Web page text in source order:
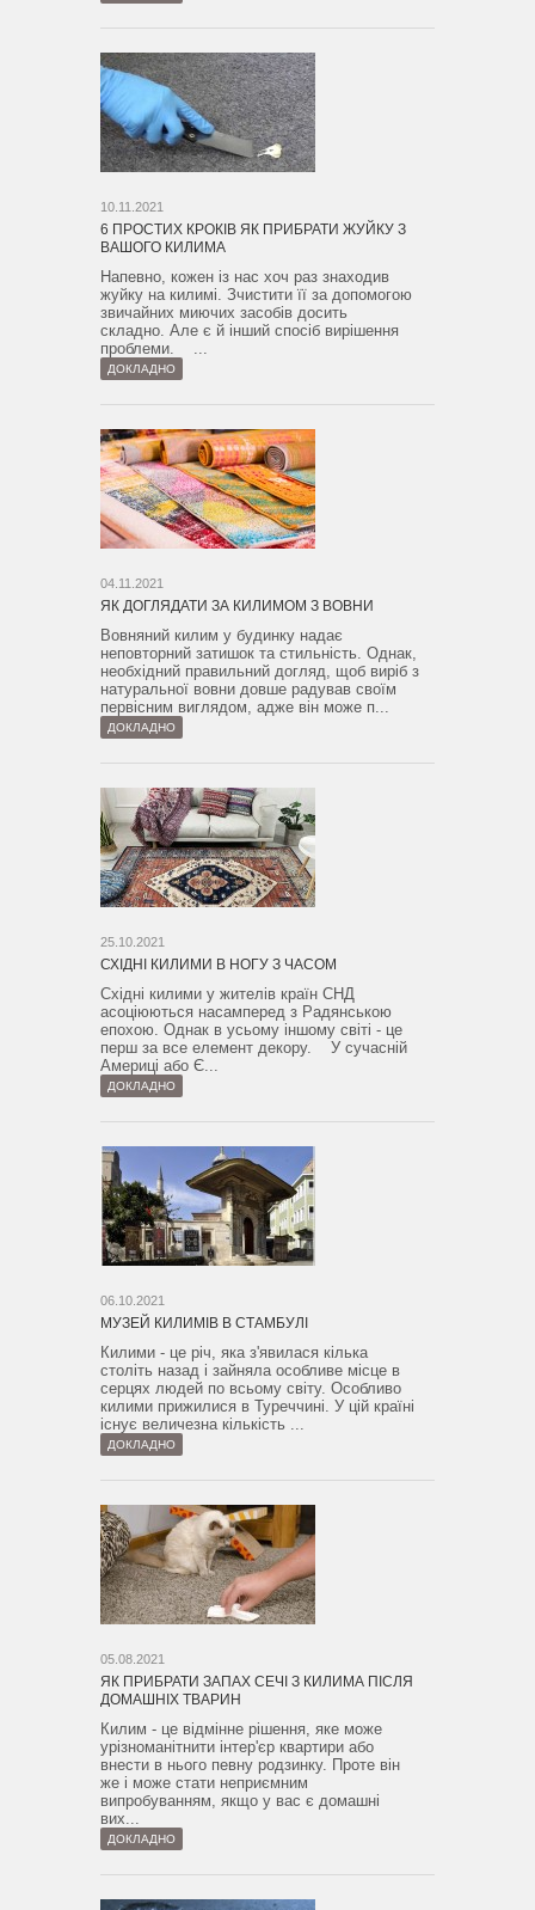
10.11.2021
6 ПРОСТИХ КРОКІВ ЯК ПРИБРАТИ ЖУЙКУ З
ВАШОГО КИЛИМА
Напевно, кожен із нас хоч раз знаходив
жуйку на килимі. Зчистити її за допомогою
звичайних миючих засобів досить
складно. Але є й інший спосіб вирішення
проблеми. ...
ДОКЛАДНО
04.11.2021
ЯК ДОГЛЯДАТИ ЗА КИЛИМОМ З ВОВНИ
Вовняний килим у будинку надає
неповторний затишок та стильність. Однак,
необхідний правильний догляд, щоб виріб з
натуральної вовни довше радував своїм
первісним виглядом, адже він може п...
ДОКЛАДНО
25.10.2021
СХІДНІ КИЛИМИ В НОГУ З ЧАСОМ
Східні килими у жителів країн СНД
асоціюються насамперед з Радянською
епохою. Однак в усьому іншому світі - це
перш за все елемент декору. У сучасній
Америці або Є...
ДОКЛАДНО
06.10.2021
МУЗЕЙ КИЛИМІВ В СТАМБУЛІ
Килими - це річ, яка з'явилася кілька
століть назад і зайняла особливе місце в
серцях людей по всьому світу. Особливо
килими прижилися в Туреччині. У цій країні
існує величезна кількість ...
ДОКЛАДНО
05.08.2021
ЯК ПРИБРАТИ ЗАПАХ СЕЧІ З КИЛИМА ПІСЛЯ
ДОМАШНІХ ТВАРИН
Килим - це відмінне рішення, яке може
урізноманітнити інтер'єр квартири або
внести в нього певну родзинку. Проте він
же і може стати неприємним
випробуванням, якщо у вас є домашні
вих...
ДОКЛАДНО